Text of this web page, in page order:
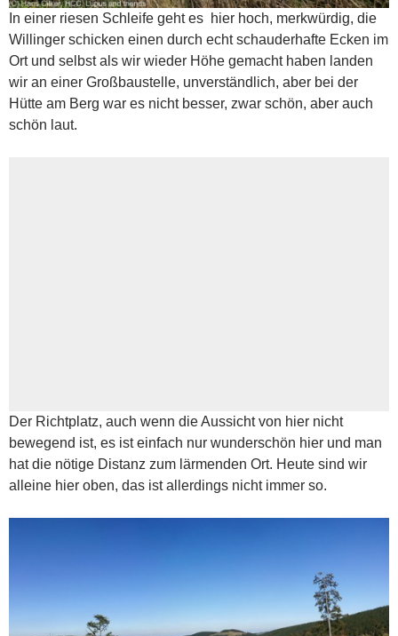
In einer riesen Schleife geht es hier hoch, merkwürdig, die
Willinger schicken einen durch echt schauderhafte Ecken im
Ort und selbst als wir wieder Höhe gemacht haben landen
wir an einer Großbaustelle, unverständlich, aber bei der
Hütte am Berg war es nicht besser, zwar schön, aber auch
schön laut.
Der Richtplatz, auch wenn die Aussicht von hier nicht
bewegend ist, es ist einfach nur wunderschön hier und man
hat die nötige Distanz zum lärmenden Ort. Heute sind wir
alleine hier oben, das ist allerdings nicht immer so.